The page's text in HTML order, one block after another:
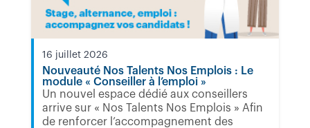
Nouveauté Nos Talents Nos Emplois : Le
module « Conseiller à l’emploi »
16 juillet 2026
Un nouvel espace dédié aux conseillers
arrive sur « Nos Talents Nos Emplois » Afin
de renforcer l’accompagnement des